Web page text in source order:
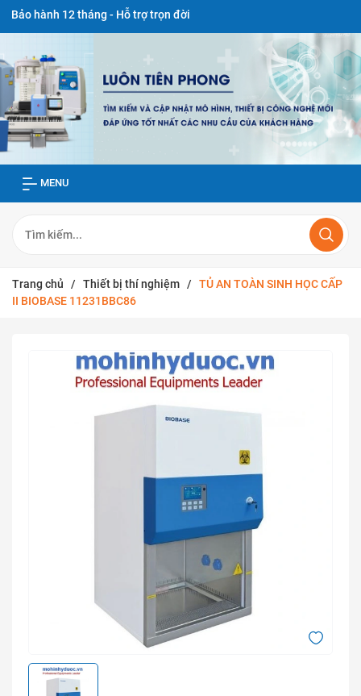
12 tháng - Hỗ trợ trọn đời
MENU
Trang chủ / Thiết bị thí nghiệm /
TỦ AN TOÀN SINH HỌC CẤP
II BIOBASE 11231BBC86